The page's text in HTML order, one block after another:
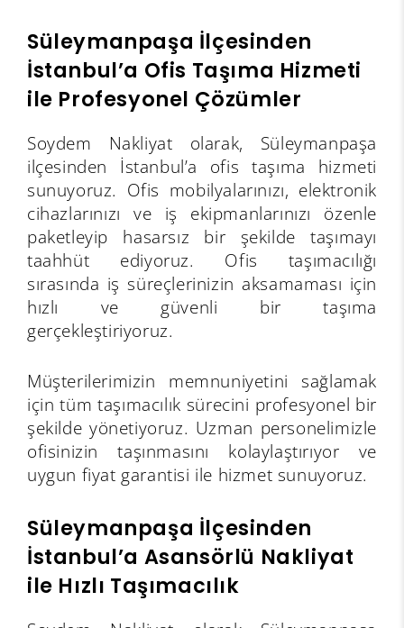
Süleymanpaşa İlçesinden
İstanbul’a Ofis Taşıma Hizmeti
ile Profesyonel Çözümler
Soydem Nakliyat olarak, Süleymanpaşa
ilçesinden İstanbul’a ofis taşıma hizmeti
sunuyoruz. Ofis mobilyalarınızı, elektronik
cihazlarınızı ve iş ekipmanlarınızı özenle
paketleyip hasarsız bir şekilde taşımayı
taahhüt ediyoruz. Ofis taşımacılığı
sırasında iş süreçlerinizin aksamaması için
hızlı ve güvenli bir taşıma
gerçekleştiriyoruz.
Müşterilerimizin memnuniyetini sağlamak
için tüm taşımacılık sürecini profesyonel bir
şekilde yönetiyoruz. Uzman personelimizle
ofisinizin taşınmasını kolaylaştırıyor ve
uygun fiyat garantisi ile hizmet sunuyoruz.
Süleymanpaşa İlçesinden
İstanbul’a Asansörlü Nakliyat
ile Hızlı Taşımacılık